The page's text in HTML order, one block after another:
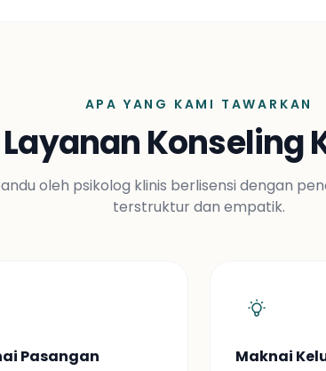
APA YANG KAMI TAWARKAN
Layanan Konseling
oleh psikolog klinis berlisensi dengan
terstruktur dan empatik.
Pasangan Maknai